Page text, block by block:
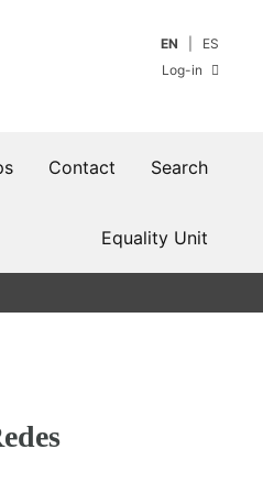
EN
ES
Log-in
Search
Contact
Equality Unit